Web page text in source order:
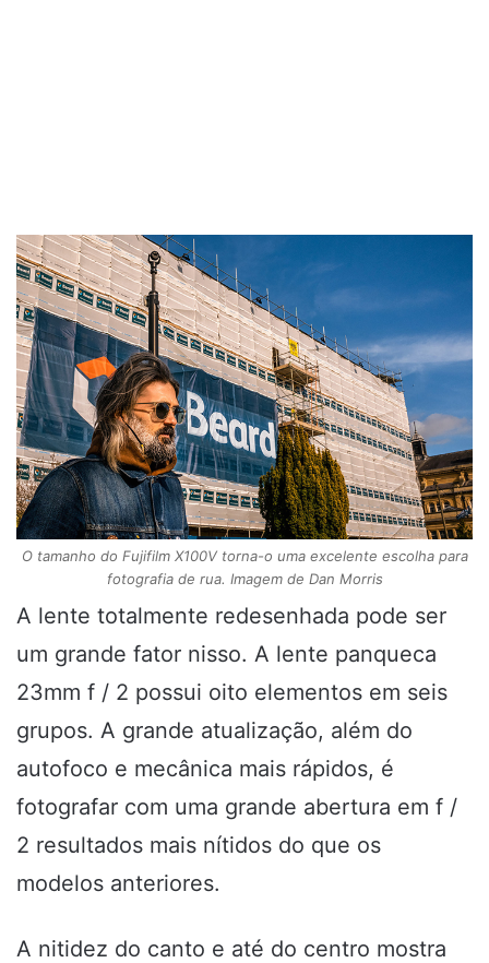
O tamanho do Fujifilm X100V torna-o uma excelente escolha para
fotografia de rua. Imagem de Dan Morris
A lente totalmente redesenhada pode ser
um grande fator nisso. A lente panqueca
23mm f / 2 possui oito elementos em seis
grupos. A grande atualização, além do
autofoco e mecânica mais rápidos, é
fotografar com uma grande abertura em f /
2 resultados mais nítidos do que os
modelos anteriores.
A nitidez do canto e até do centro mostra